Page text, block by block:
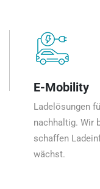
E-Mobility
Ladelösungen
nachhaltig. Wir
schaffen
wächst.